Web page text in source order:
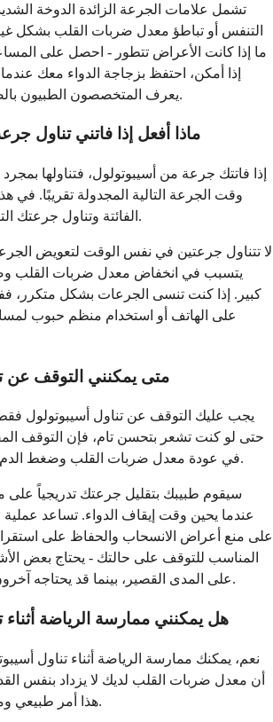
تشمل علامات الجرعة الزائدة الدوخة
التنفس أو تباطؤ معدل ضربات القلب بشكل
ما إذا كانت الأعراض تتطور - احصل على
إذا أمكن، احتفظ بزجاجة الدواء معك
يعرف المتخصصون الطبيون بالضبط ما تناولته وكميته.
ماذا أفعل إذا فاتني تناول
إذا فاتتك جرعة من أسيبوتولول، فتناولها
وقت الجرعة التالية المجدولة تقريبًا. في
الفائتة وتناول جرعتك التالية في الوقت المحدد.
لا تتناول جرعتين في نفس الوقت لتعويض
يتسبب في انخفاض معدل ضربات القلب
كبير. إذا كنت تنسى الجرعات بشكل متكرر،
على الهاتف أو استخدام منظم حبوب
متى يمكنني التوقف عن
يجب عليك التوقف عن تناول أسيبوتولول
حتى لو كنت تشعر بتحسن تام، فإن التوقف
في عودة معدل ضربات القلب وضغط الدم إلى مستويات خطيرة.
سيقوم طبيبك بتقليل جرعتك تدريجياً على
عندما يحين وقت إيقاف الدواء. تساعد عملية
على منع أعراض الانسحاب والحفاظ على
المناسب للتوقف على حالتك - يحتاج بعض
على المدى القصير، بينما قد يحتاجه آخرون إلى أجل غير مسمى.
هل يمكنني ممارسة الرياضة أثناء
نعم، يمكنك ممارسة الرياضة أثناء تناول
أن معدل ضربات القلب لديك لا يزداد بنفس
هذا أمر طبيعي ومتوقع مع حاصرات بيتا.